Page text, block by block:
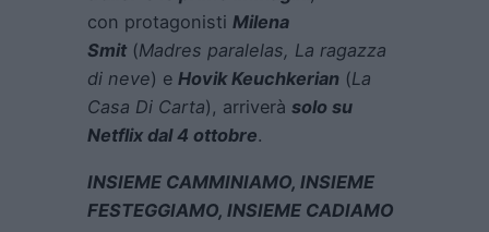
con protagonisti Milena
Smit (Madres paralelas, La ragazza
di neve) e Hovik Keuchkerian (La
Casa Di Carta), arriverà solo su
Netflix dal 4 ottobre.
INSIEME CAMMINIAMO, INSIEME
FESTEGGIAMO, INSIEME CADIAMO